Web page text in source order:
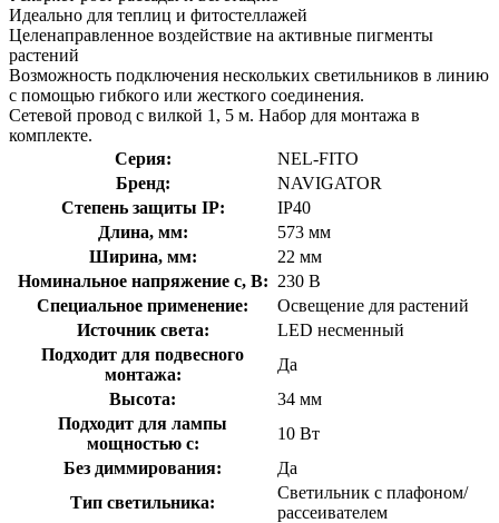
Идеально для теплиц и фитостеллажей
Целенаправленное воздействие на активные пигменты
растений
Возможность подключения нескольких светильников в линию
с помощью гибкого или жесткого соединения.
Сетевой провод с вилкой 1, 5 м. Набор для монтажа в
комплекте.
Серия:
NEL-FITO
Бренд:
NAVIGATOR
Степень защиты IP:
IP40
Длина, мм:
573 мм
Ширина, мм:
22 мм
Номинальное напряжение с, В: 230 В
Специальное применение:
Освещение для растений
Источник света:
LED несменный
Подходит для подвесного
монтажа:
Да
Высота:
34 мм
Подходит для лампы
мощностью с:
10 Вт
Без диммирования:
Да
Тип светильника:
Светильник с плафоном/
рассеивателем